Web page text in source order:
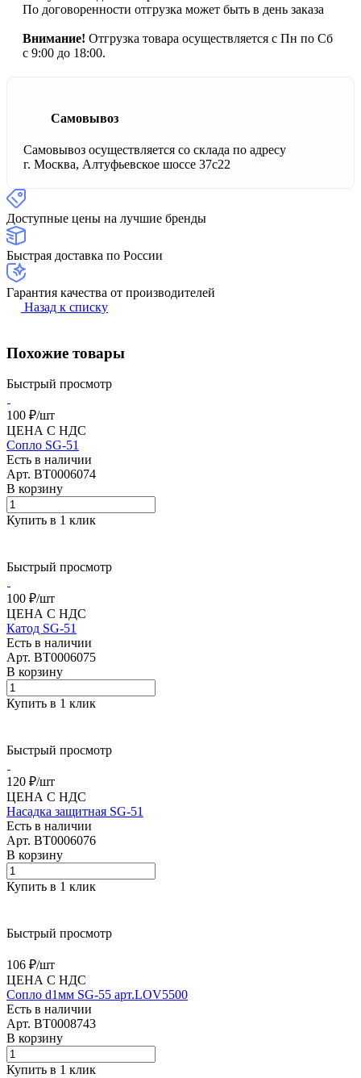
По договоренности отгрузка может быть в день заказа
Внимание! Отгрузка товара осуществляется с Пн по Сб
с 9:00 до 18:00.
Самовывоз
Самовывоз осуществляется со склада по адресу
г. Москва, Алтуфьевское шоссе 37с22
Доступные цены на лучшие бренды
Быстрая доставка по России
Гарантия качества от производителей
Назад к списку
Похожие товары
Быстрый просмотр
100 ₽/шт
ЦЕНА С НДС
Сопло SG-51
Есть в наличии
Арт. BT0006074
В корзину
Купить в 1 клик
Быстрый просмотр
100 ₽/шт
ЦЕНА С НДС
Катод SG-51
Есть в наличии
Арт. BT0006075
В корзину
Купить в 1 клик
Быстрый просмотр
120 ₽/шт
ЦЕНА С НДС
Насадка защитная SG-51
Есть в наличии
Арт. BT0006076
В корзину
Купить в 1 клик
Быстрый просмотр
106 ₽/шт
ЦЕНА С НДС
Сопло d1мм SG-55 арт.LOV5500
Есть в наличии
Арт. BT0008743
В корзину
Купить в 1 клик